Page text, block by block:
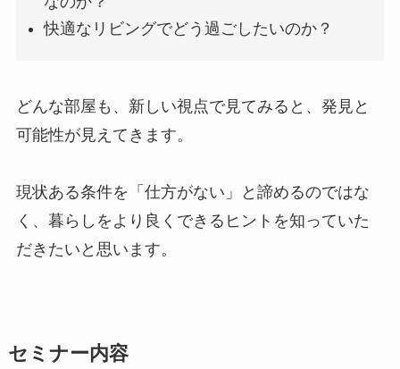
快適なリビングでどう過ごしたいのか？
どんな部屋も、新しい視点で見てみると、発見と
可能性が見えてきます。
現状ある条件を「仕方がない」と諦めるのではな
く、暮らしをより良くできるヒントを知っていた
だきたいと思います。
セミナー内容